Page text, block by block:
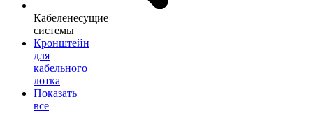
Кабеленесущие
системы
Кронштейн
для
кабельного
лотка
Показать
все